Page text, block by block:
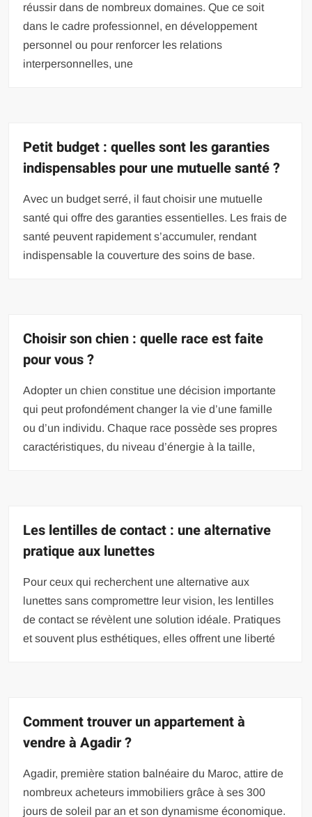
réussir dans de nombreux domaines. Que ce soit
dans le cadre professionnel, en développement
personnel ou pour renforcer les relations
interpersonnelles, une
Petit budget : quelles sont les garanties
indispensables pour une mutuelle santé ?
Avec un budget serré, il faut choisir une mutuelle
santé qui offre des garanties essentielles. Les frais de
santé peuvent rapidement s’accumuler, rendant
indispensable la couverture des soins de base.
Choisir son chien : quelle race est faite
pour vous ?
Adopter un chien constitue une décision importante
qui peut profondément changer la vie d’une famille
ou d’un individu. Chaque race possède ses propres
caractéristiques, du niveau d’énergie à la taille,
Les lentilles de contact : une alternative
pratique aux lunettes
Pour ceux qui recherchent une alternative aux
lunettes sans compromettre leur vision, les lentilles
de contact se révèlent une solution idéale. Pratiques
et souvent plus esthétiques, elles offrent une liberté
Comment trouver un appartement à
vendre à Agadir ?
Agadir, première station balnéaire du Maroc, attire de
nombreux acheteurs immobiliers grâce à ses 300
jours de soleil par an et son dynamisme économique.